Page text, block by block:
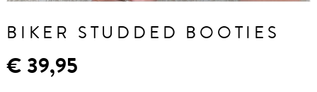
BIKER STUDDED BOOTIES
€ 39,95